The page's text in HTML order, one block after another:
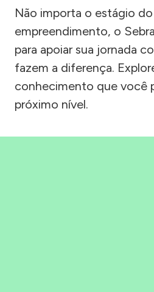
Não importa o estágio
empreendimento, o
para apoiar sua jornada
fazem a diferença.
conhecimento que você
próximo nível.